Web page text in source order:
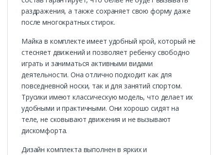
раздражения, а также сохраняет свою форму даже
после многократных стирок.
Майка в комплекте имеет удобный крой, который не
стесняет движений и позволяет ребенку свободно
играть и заниматься активными видами
деятельности. Она отлично подходит как для
повседневной носки, так и для занятий спортом.
Трусики имеют классическую модель, что делает их
удобными и практичными. Они хорошо сидят на
теле, не сковывают движения и не вызывают
дискомфорта.
Дизайн комплекта выполнен в ярких и